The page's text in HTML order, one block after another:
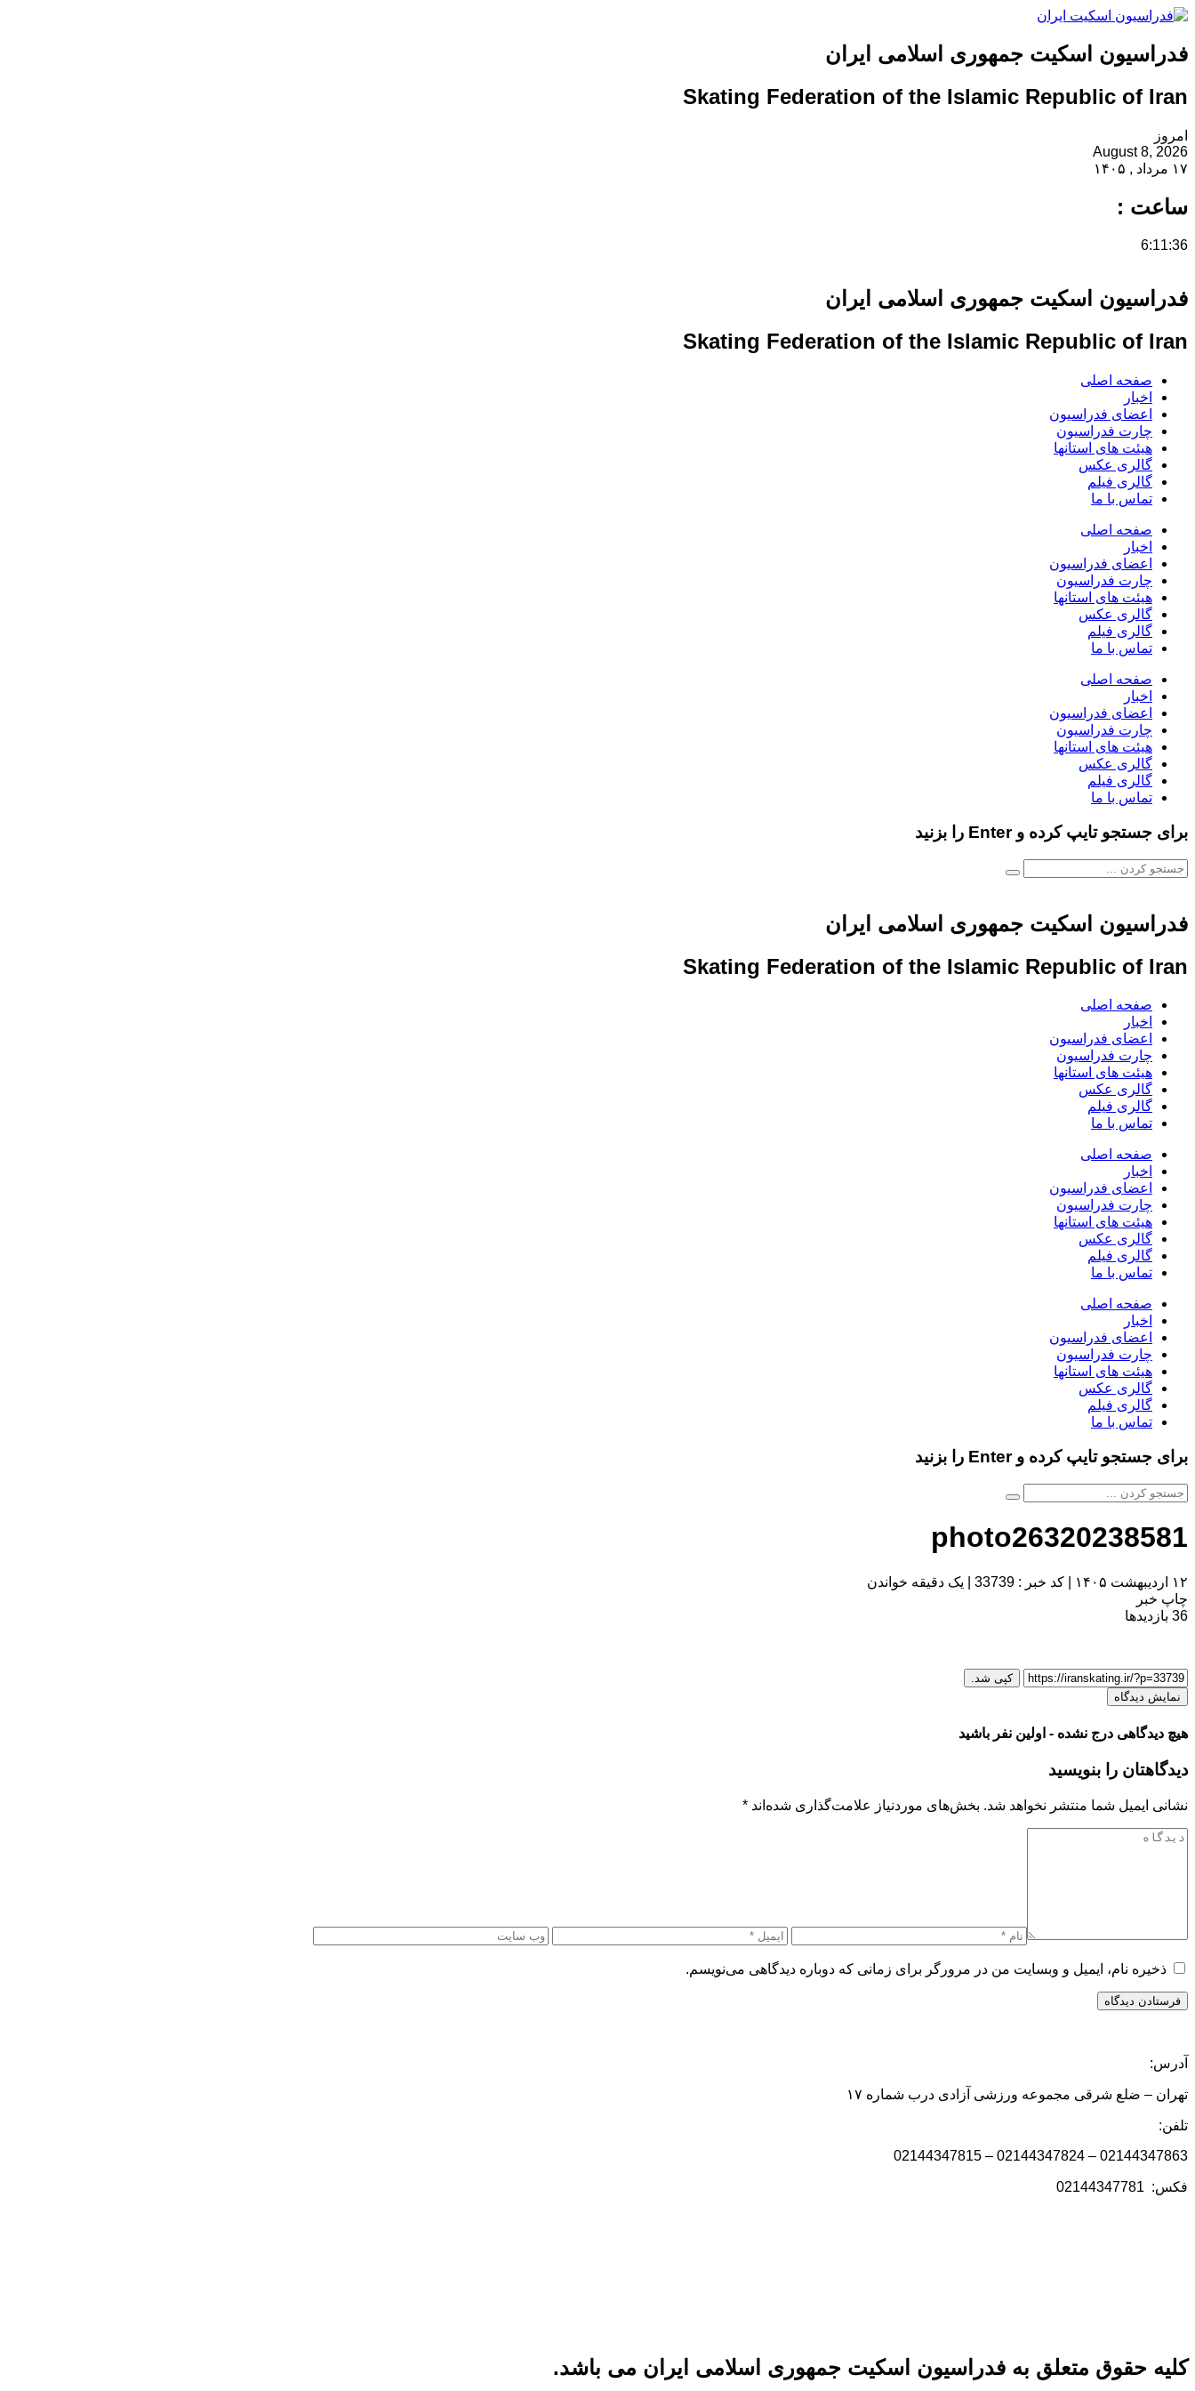
فدراسیون اسکیت جمهوری اسلامی ایران
Skating Federation of the Islamic Republic of Iran
امروز
August 8, 2026
۱۷ مرداد , ۱۴۰۵
ساعت :
6:11:36
فدراسیون اسکیت جمهوری اسلامی ایران
Skating Federation of the Islamic Republic of Iran
صفحه اصلی
اخبار
اعضای فدراسیون
چارت فدراسیون
هیئت های استانها
گالری عکس
گالری فیلم
تماس با ما
صفحه اصلی
اخبار
اعضای فدراسیون
چارت فدراسیون
هیئت های استانها
گالری عکس
گالری فیلم
تماس با ما
صفحه اصلی
اخبار
اعضای فدراسیون
چارت فدراسیون
هیئت های استانها
گالری عکس
گالری فیلم
تماس با ما
برای جستجو تایپ کرده و Enter را بزنید
فدراسیون اسکیت جمهوری اسلامی ایران
Skating Federation of the Islamic Republic of Iran
صفحه اصلی
اخبار
اعضای فدراسیون
چارت فدراسیون
هیئت های استانها
گالری عکس
گالری فیلم
تماس با ما
صفحه اصلی
اخبار
اعضای فدراسیون
چارت فدراسیون
هیئت های استانها
گالری عکس
گالری فیلم
تماس با ما
صفحه اصلی
اخبار
اعضای فدراسیون
چارت فدراسیون
هیئت های استانها
گالری عکس
گالری فیلم
تماس با ما
برای جستجو تایپ کرده و Enter را بزنید
photo26320238581
۱۲ اردیبهشت ۱۴۰۵ کد خبر : 33739
یک دقیقه خواندن
چاپ خبر
36 بازدیدها
کپی شد.
نمایش دیدگاه
هیچ دیدگاهی درج نشده - اولین نفر باشید
دیدگاهتان را بنویسید
نشانی ایمیل شما منتشر نخواهد شد. بخش‌های موردنیاز علامت‌گذاری شده‌اند *
ذخیره نام، ایمیل و وبسایت من در مرورگر برای زمانی که دوباره دیدگاهی می‌نویسم.
آدرس:
تهران – ضلع شرقی مجموعه ورزشی آزادی درب شماره ۱۷
تلفن:
02144347863 – 02144347824 – 02144347815
فکس: 02144347781
کلیه حقوق متعلق به فدراسیون اسکیت جمهوری اسلامی ایران می باشد.